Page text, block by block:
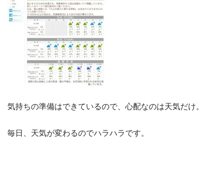
気持ちの準備はできているので、心配なのは天気だけ。
毎日、天気が変わるのでハラハラです。